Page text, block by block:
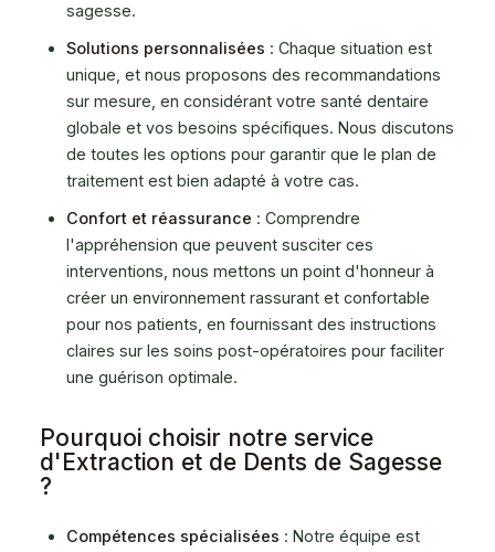
sagesse.
Solutions personnalisées : Chaque situation est
unique, et nous proposons des recommandations
sur mesure, en considérant votre santé dentaire
globale et vos besoins spécifiques. Nous discutons
de toutes les options pour garantir que le plan de
traitement est bien adapté à votre cas.
Confort et réassurance : Comprendre
l'appréhension que peuvent susciter ces
interventions, nous mettons un point d'honneur à
créer un environnement rassurant et confortable
pour nos patients, en fournissant des instructions
claires sur les soins post-opératoires pour faciliter
une guérison optimale.
Pourquoi choisir notre service
d'Extraction et de Dents de Sagesse
?
Compétences spécialisées : Notre équipe est